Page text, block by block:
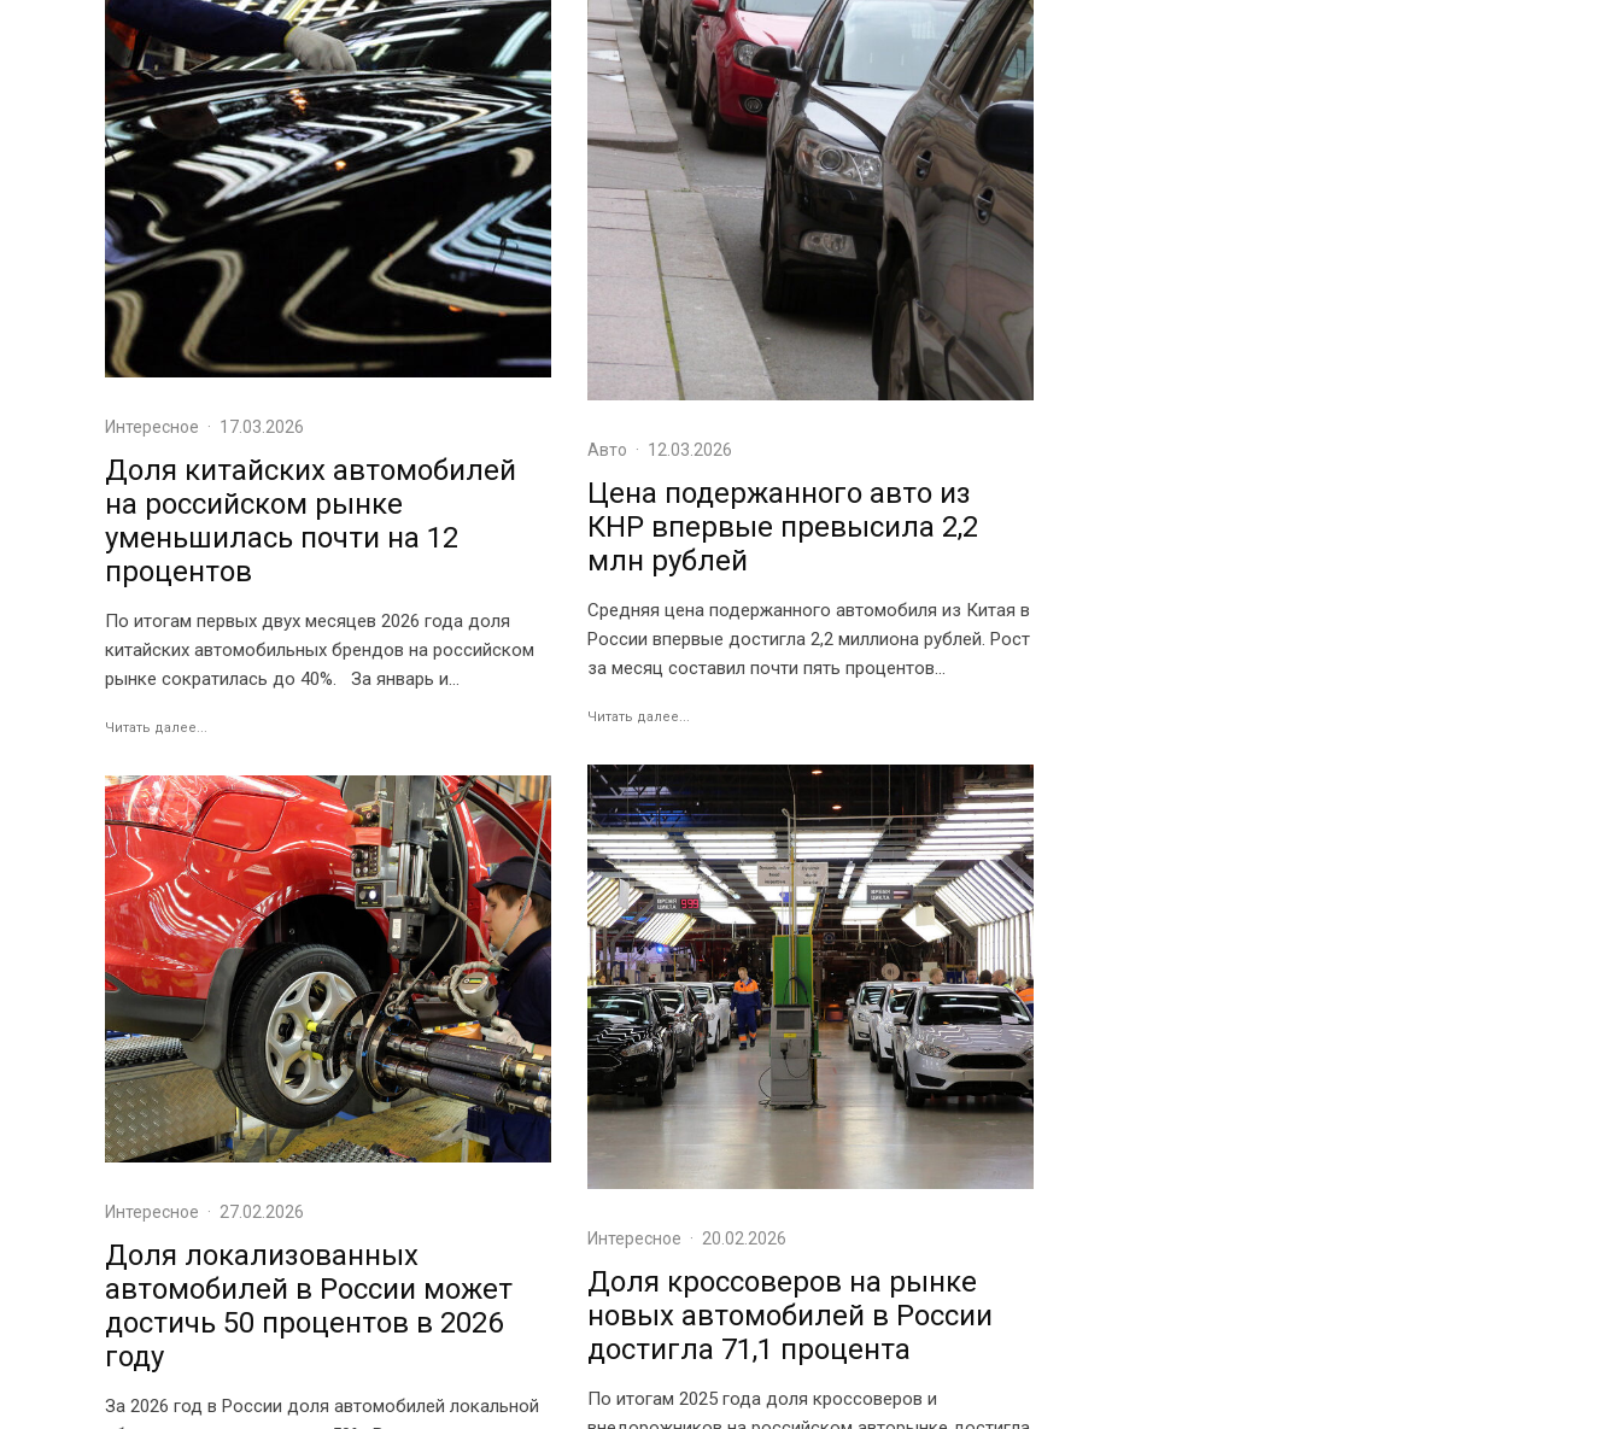
Интересное · 17.03.2026
Доля китайских автомобилей
на российском рынке
уменьшилась почти на 12
процентов
По итогам первых двух месяцев 2026 года доля
китайских автомобильных брендов на российском
рынке сократилась до 40%. За январь и...
Читать далее...
Интересное · 27.02.2026
Доля локализованных
автомобилей в России может
достичь 50 процентов в 2026
году
За 2026 год в России доля автомобилей локальной
Авто · 12.03.2026
Цена подержанного авто из
КНР впервые превысила 2,2
млн рублей
Средняя цена подержанного автомобиля из Китая в
России впервые достигла 2,2 миллиона рублей. Рост
за месяц составил почти пять процентов...
Читать далее...
Интересное · 20.02.2026
Доля кроссоверов на рынке
новых автомобилей в России
достигла 71,1 процента
По итогам 2025 года доля кроссоверов и